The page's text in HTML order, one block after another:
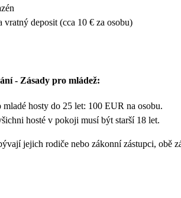
vratný deposit (cca 10 € za osobu)
- Zásady pro mládež:
mladé hosty do 25 let: 100 EUR na osobu.
hosté v pokoji musí být starší 18 let.
jejich rodiče nebo zákonní zástupci, obě